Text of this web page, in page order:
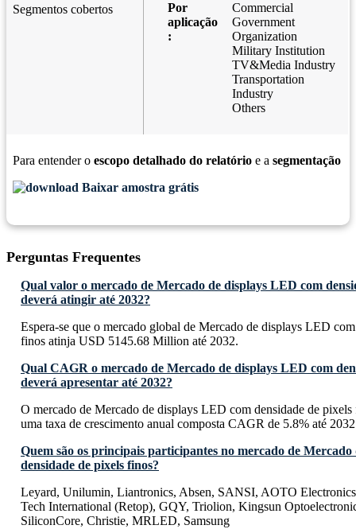
Segmentos cobertos
Por
aplicação
:
Commercial
Government
Organization
Military Institution
TV&Media Industry
Transportation
Industry
Others
Para entender o escopo detalhado do relatório e a segmentação
Baixar amostra grátis
Perguntas Frequentes
Qual valor o mercado de Mercado de displays LED com
deverá atingir até 2032?
Espera-se que o mercado global de Mercado de displays LED
finos atinja USD 5145.68 Million até 2032.
Qual CAGR o mercado de Mercado de displays LED com
deverá apresentar até 2032?
O mercado de Mercado de displays LED com densidade de pixels
uma taxa de crescimento anual composta CAGR de 5.8% até
Quem são os principais participantes no mercado de
densidade de pixels finos?
Leyard, Unilumin, Liantronics, Absen, SANSI, AOTO
Tech International (Retop), GQY, Triolion, Kingsun
SiliconCore, Christie, MRLED, Samsung